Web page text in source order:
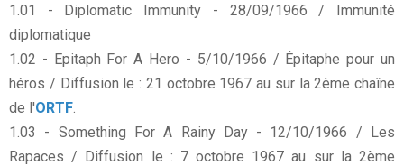
1.01 - Diplomatic Immunity - 28/09/1966 / Immunité
diplomatique
1.02 - Epitaph For A Hero - 5/10/1966 / Épitaphe pour un
héros / Diffusion le : 21 octobre 1967 au sur la 2ème chaîne
de l'ORTF
1.03 - Something For A Rainy Day - 12/10/1966 / Les
Rapaces / Diffusion le : 7 octobre 1967 au sur la 2ème